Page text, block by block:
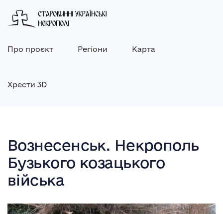
Про проєкт Регіони Карта
Хрести 3D
Вознесенськ. Некрополь
Бузького козацького
війська